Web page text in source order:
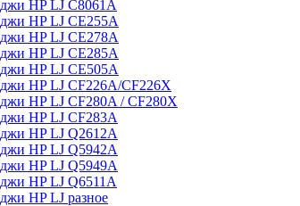
HP LJ C8061А
HP LJ CE255A
HP LJ CE278A
HP LJ CE285A
HP LJ CE505A
HP LJ CF226A/CF226X
HP LJ CF280A / CF280X
HP LJ CF283A
HP LJ Q2612A
HP LJ Q5942A
HP LJ Q5949А
HP LJ Q6511A
HP LJ разное